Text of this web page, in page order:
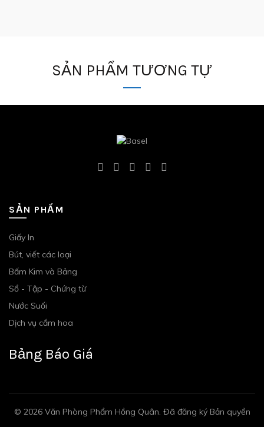
SẢN PHẨM TƯƠNG TỰ
SẢN PHẨM
Giấy In
Bút, viết các loại
Bấm Kim và Bảng
Sổ - Tập - Chứng từ
Nước Suối
Dịch vụ cắm hoa
Bảng Báo Giá
© 2026 Văn Phòng Phẩm Hồng Quân. Đã đăng ký Bản quyền